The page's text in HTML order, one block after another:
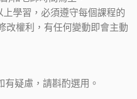
學習，必須遵守每個課程的
改權利，有任何變動即會主動
疑慮，請斟酌選用。